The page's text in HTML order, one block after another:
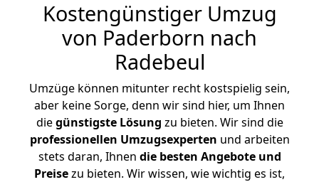
Kostengünstiger Umzug
von Paderborn nach
Radebeul
Umzüge können mitunter recht kostspielig sein,
aber keine Sorge, denn wir sind hier, um Ihnen
diegünstigste Lösung zu bieten. Wir sind die
professionellen Umzugsexperten und arbeiten
stets daran, Ihnen die besten Angebote und
Preisezu bieten. Wir wissen, wie wichtig es ist,